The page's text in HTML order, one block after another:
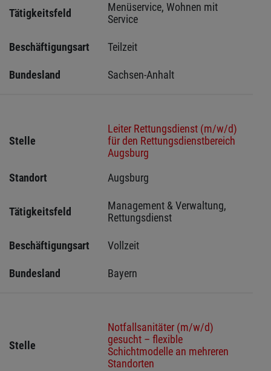
Tätigkeitsfeld
Menüservice, Wohnen mit
Service
Beschäftigungsart Teilzeit
Bundesland Sachsen-Anhalt
Stelle
Leiter Rettungsdienst (m/w/d)
für den Rettungsdienstbereich
Augsburg
Standort
Augsburg
Tätigkeitsfeld
Management & Verwaltung,
Rettungsdienst
Beschäftigungsart Vollzeit
Bundesland Bayern
Stelle
Notfallsanitäter (m/w/d)
gesucht – flexible
Schichtmodelle an mehreren
Standorten